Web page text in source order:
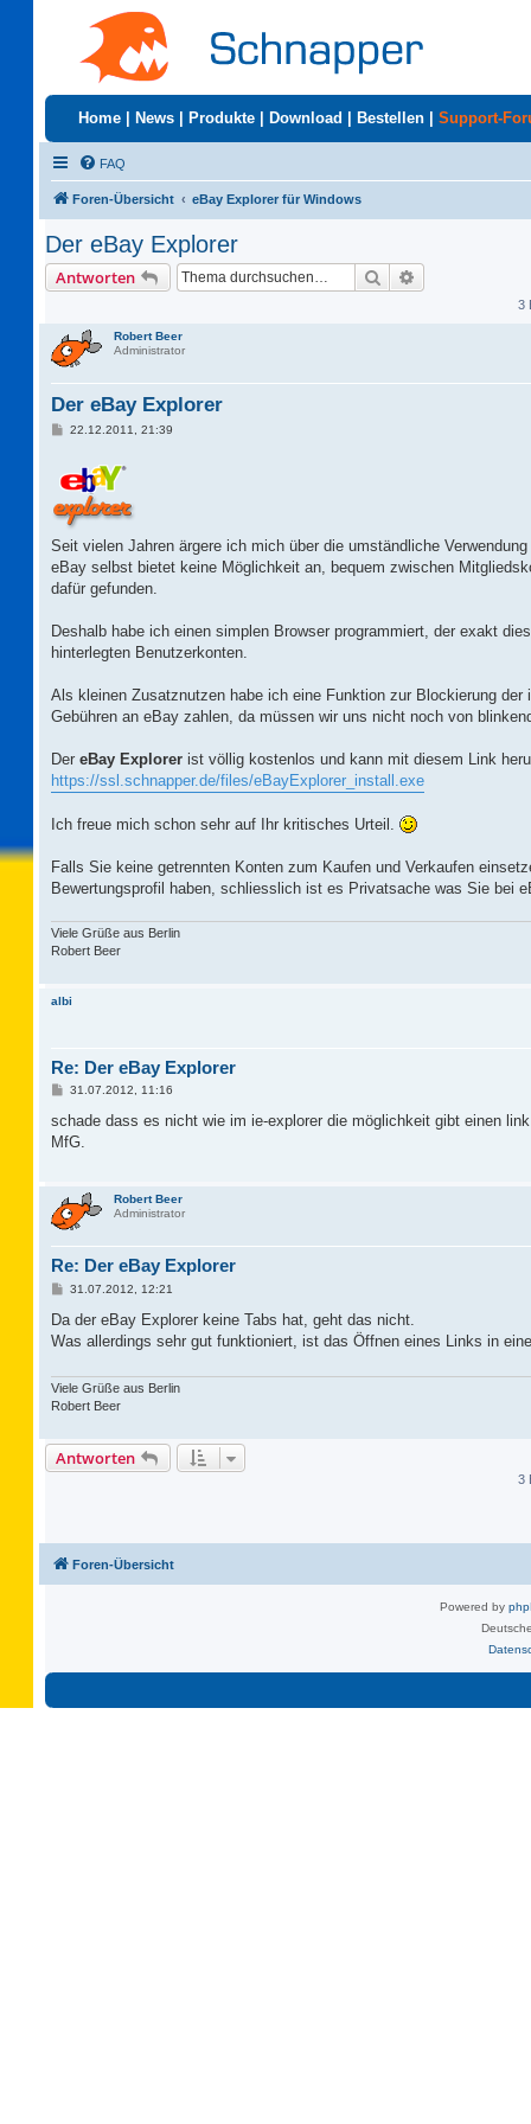
Home News Produkte Download Bestellen Support-
FAQ
Foren-Übersicht eBay Explorer für Windows
Der eBay Explorer
Antworten Suche
3
Robert Beer
Administrator
Der eBay Explorer
B
g
22.12.2011, 21:39
Seit vielen Jahren ärgere ich mich über die umständliche
eBay selbst bietet keine Möglichkeit an, bequem zwischen
dafür gefunden.
Deshalb habe ich einen simplen Browser programmiert, der exakt
hinterlegten Benutzerkonten.
Als kleinen Zusatznutzen habe ich eine Funktion zur Blockierung
Gebühren an eBay zahlen, da müssen wir uns nicht noch von
Der eBay Explorer ist völlig kostenlos und kann mit diesem Link
https://ssl.schnapper.de/files/eBayExplorer_install.exe
Ich freue mich schon sehr auf Ihr kritisches Urteil.
Falls Sie keine getrennten Konten zum Kaufen und Verkaufen
Bewertungsprofil haben, schliesslich ist es Privatsache was Sie bei
Viele Grüße aus Berlin
Robert Beer
albi
Re: Der eBay Explorer
B
i
r
31.07.2012, 11:16
schade dass es nicht wie im ie-explorer die möglichkeit gibt einen
MfG.
Robert Beer
Administrator
Re: Der eBay Explorer
B
i
r
31.07.2012, 12:21
Da der eBay Explorer keine Tabs hat, geht das nicht.
Was allerdings sehr gut funktioniert, ist das Öffnen eines Links in
Viele Grüße aus Berlin
Robert Beer
Antworten
3
Foren-Übersicht
Powered by